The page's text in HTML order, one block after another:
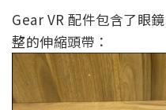
Gear VR 配件包含了眼
整的伸縮頭帶：